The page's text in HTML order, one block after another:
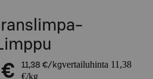
11,38 €/kgvertailuhinta 11,38
€/kg